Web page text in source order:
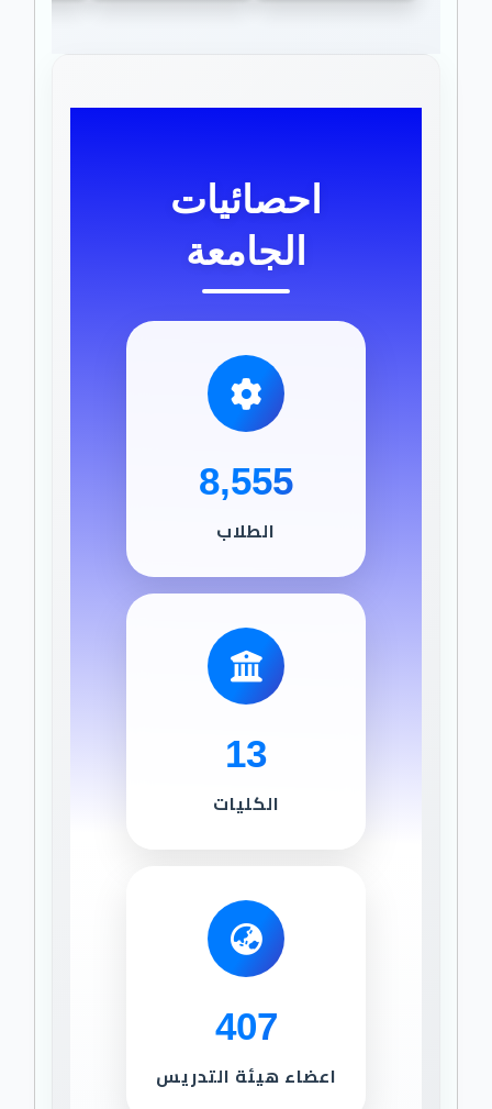
احصائيات
الجامعة
8,555
الطلاب
13
الكليات
407
اعضاء هيئة التدريس